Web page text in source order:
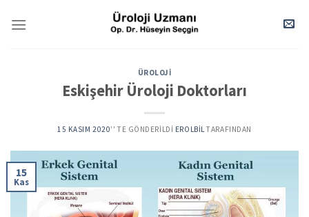
ÜROLOJI
Eskişehir Üroloji Doktorları
15 KASIM 2020’' TE GÖNDERILDI EROLBIL TARAFINDAN
15
Kas